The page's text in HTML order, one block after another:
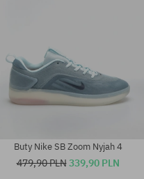
Buty Nike SB Zoom Nyjah 4
479,90 PLN339,90 PLN